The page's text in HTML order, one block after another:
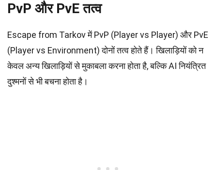
PvP और PvE तत्व
Escape from Tarkov में PvP (Player vs Player) और PvE
(Player vs Environment) दोनों तत्व होते हैं। खिलाड़ियों को न
केवल अन्य खिलाड़ियों से मुकाबला करना होता है, बल्कि AI नियंत्रित
दुश्मनों से भी बचना होता है।